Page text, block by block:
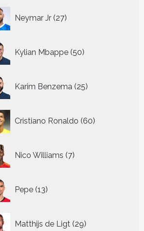
Neymar Jr 27
producten
Kylian Mbappe 50
producten
Karim Benzema 25
producten
Cristiano Ronaldo 60
producten
Nico Williams 7
producten
Pepe 13
producten
Matthijs de Ligt 29
producten